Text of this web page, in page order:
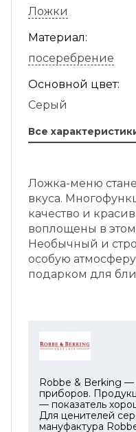
Ложки
Материал:
посеребрение
Основной цвет:
Серый
Все
Ложка-меню
вкуса.
качество и
воплощены в
Необычный и
особую
подарком для
Robbe & Berking —
приборов.
— показатель
Для ценителей
мануфактура